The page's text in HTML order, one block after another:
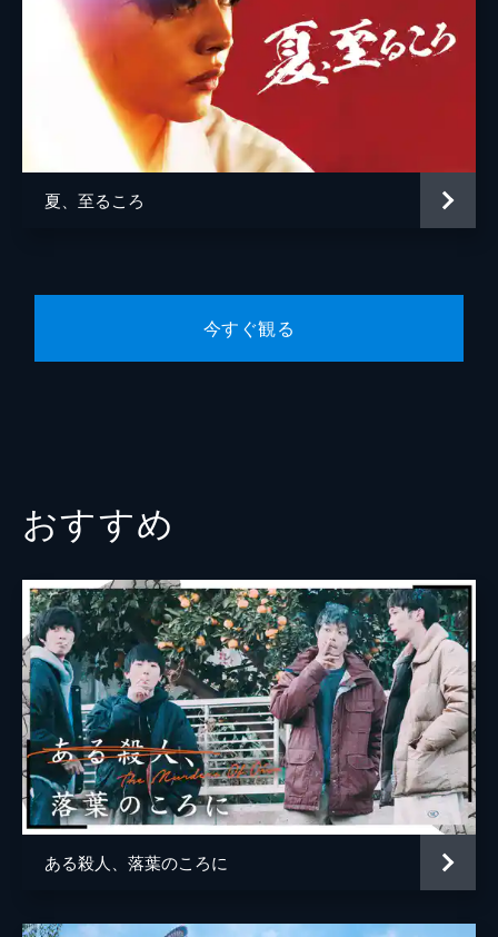
筒井真理子
的場浩司
安田真奈
安田真奈
音楽
夏、至るころ
今すぐ観る
おすすめ
ある殺人、落葉のころに